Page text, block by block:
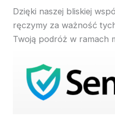
Dzięki naszej bliskiej
ręczymy za ważność
Twoją podróż w ramach